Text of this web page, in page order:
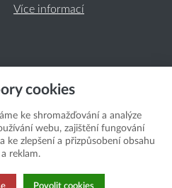
Více informací
cookies
ke shromažďování a analýze
webu, zajištění fungování
ke zlepšení a přizpůsobení obsahu
a reklam.